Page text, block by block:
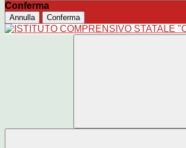
Conferma
Annulla Conferma